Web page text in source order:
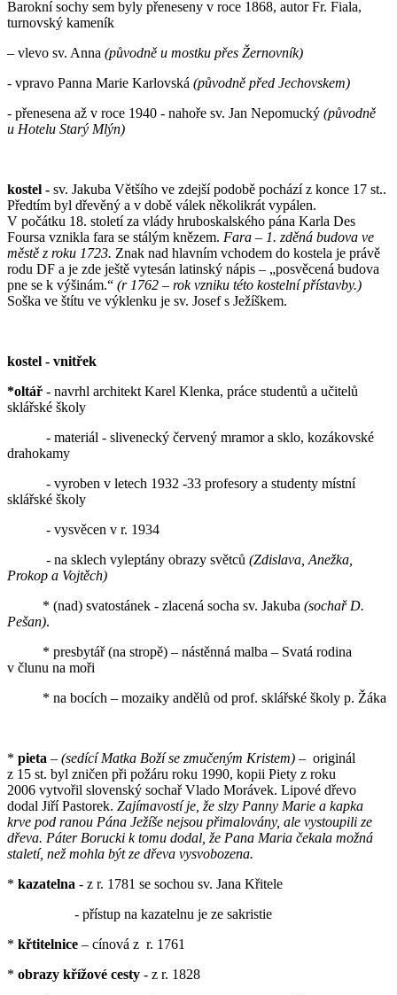
Barokní sochy sem byly přeneseny v roce 1868, autor Fr. Fiala,
turnovský kameník
– vlevo sv. Anna (původně u mostku přes Žernovník)
- vpravo Panna Marie Karlovská (původně před Jechovskem)
- přenesena až v roce 1940 - nahoře sv. Jan Nepomucký (původně
u Hotelu Starý Mlýn)
kostel - sv. Jakuba Většího ve zdejší podobě pochází z konce 17 st..
Předtím byl dřevěný a v době válek několikrát vypálen.
V počátku 18. století za vlády hruboskalského pána Karla Des
Foursa vznikla fara se stálým knězem. Fara – 1. zděná budova ve
městě z roku 1723. Znak nad hlavním vchodem do kostela je právě
rodu DF a je zde ještě vytesán latinský nápis – „posvěcená budova
pne se k výšinám.“ (r 1762 – rok vzniku této kostelní přístavby.)
Soška ve štítu ve výklenku je sv. Josef s Ježíškem.
kostel - vnitřek
*oltář - navrhl architekt Karel Klenka, práce studentů a učitelů
sklářské školy
- materiál - slivenecký červený mramor a sklo, kozákovské
drahokamy
- vyroben v letech 1932 -33 profesory a studenty místní
sklářské školy
- vysvěcen v r. 1934
- na sklech vyleptány obrazy světců (Zdislava, Anežka,
Prokop a Vojtěch)
* (nad) svatostánek - zlacená socha sv. Jakuba (sochař D.
Pešan).
* presbytář (na stropě) – nástěnná malba – Svatá rodina
v člunu na moři
* na bocích – mozaiky andělů od prof. sklářské školy p. Žáka
* pieta – (sedící Matka Boží se zmučeným Kristem) – originál
z 15 st. byl zničen při požáru roku 1990, kopii Piety z roku
2006 vytvořil slovenský sochař Vlado Morávek. Lipové dřevo
dodal Jiří Pastorek. Zajímavostí je, že slzy Panny Marie a kapka
krve pod ranou Pána Ježíše nejsou přimalovány, ale vystoupili ze
dřeva. Páter Borucki k tomu dodal, že Pana Maria čekala možná
staletí, než mohla být ze dřeva vysvobozena.
* kazatelna - z r. 1781 se sochou sv. Jana Křitele
- přístup na kazatelnu je ze sakristie
* křtitelnice – cínová z r. 1761
* obrazy křížové cesty - z r. 1828